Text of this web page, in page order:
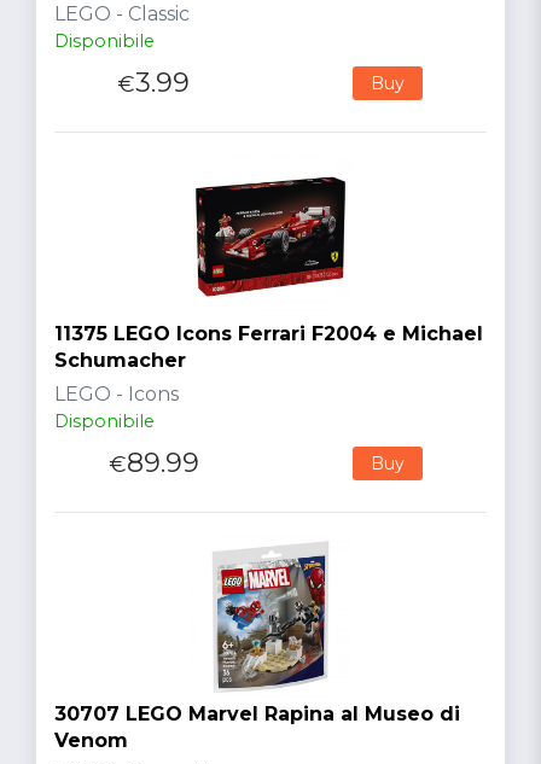
LEGO - Classic
Disponibile
€3.99 Buy
11375 LEGO Icons Ferrari F2004 e Michael
Schumacher
LEGO - Icons
Disponibile
€89.99 Buy
30707 LEGO Marvel Rapina al Museo di
Venom